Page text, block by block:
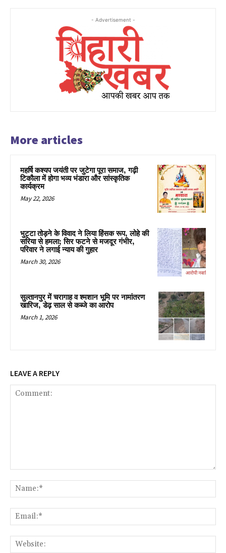
- Advertisement -
More articles
महर्षि कश्यप जयंती पर जुटेगा पूरा समाज, गढ़ी
टिकौला में होगा भव्य भंडारा और सांस्कृतिक
कार्यक्रम
May 22, 2026
भुट्टा तोड़ने के विवाद ने लिया हिंसक रूप, लोहे की
सरिया से हमला; सिर फटने से मजदूर गंभीर,
परिवार ने लगाई न्याय की गुहार
March 30, 2026
सुल्तानपुर में चरागाह व श्मशान भूमि पर नामांतरण
खारिज, डेढ़ साल से कब्जे का आरोप
March 1, 2026
LEAVE A REPLY